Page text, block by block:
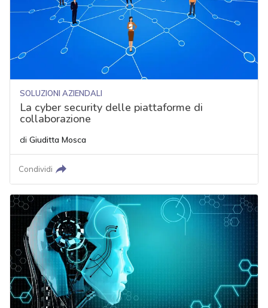
SOLUZIONI AZIENDALI
La cyber security delle piattaforme di
collaborazione
di Giuditta Mosca
Condividi